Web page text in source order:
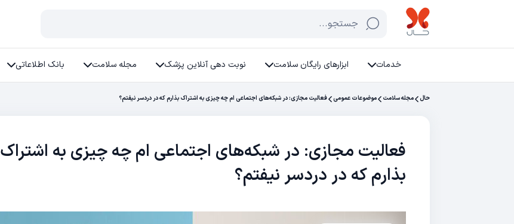
جستجو...
خدمات ابزارهای رایگان سلامت نوبت دهی آنلاین پزشک مجله سلامت بانک اطلاعاتی
حال مجله سلامت موضوعات عمومی فعالیت مجازی: در شبکه‌های اجتماعی ام چه چیزی به اشتراک بذارم که در دردسر نیفتم؟
فعالیت مجازی: در شبکه‌های اجتماعی ام چه چیزی به اشتراک
بذارم که در دردسر نیفتم؟